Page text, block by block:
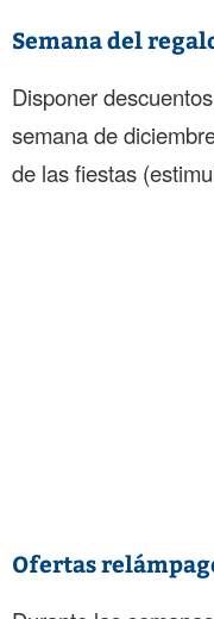
Semana del
Disponer
semana de
de las fiestas
Ofertas